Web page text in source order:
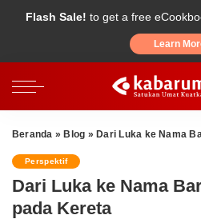
Flash Sale! to get a free
Learn
Beranda » Blog » Dari Luka ke Nama
Perspektif
Dari Luka ke Nama
pada Kereta